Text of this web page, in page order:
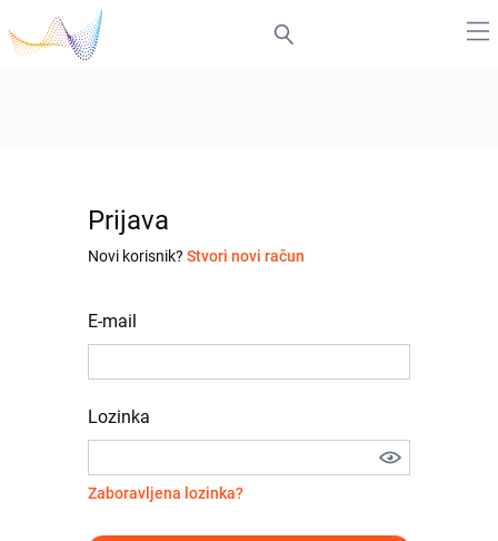
Prijava
Novi korisnik? Stvori novi račun
E-mail
Lozinka
Zaboravljena lozinka?